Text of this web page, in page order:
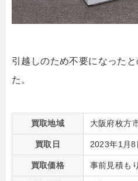
引越しのため不要になった
た。
買取地域 大阪府枚方
買取日 2023年1月8
買取価格 事前見積も